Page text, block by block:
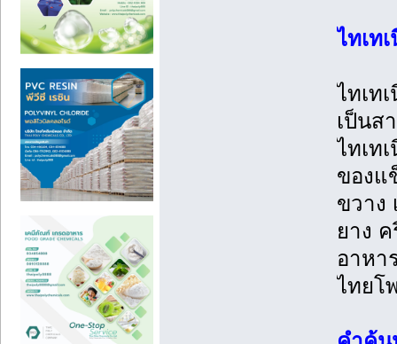
ไทเท
ไทเท
เป็นส
ไทเท
ของแ
ขวาง
ยาง
อาหา
ไทยโ